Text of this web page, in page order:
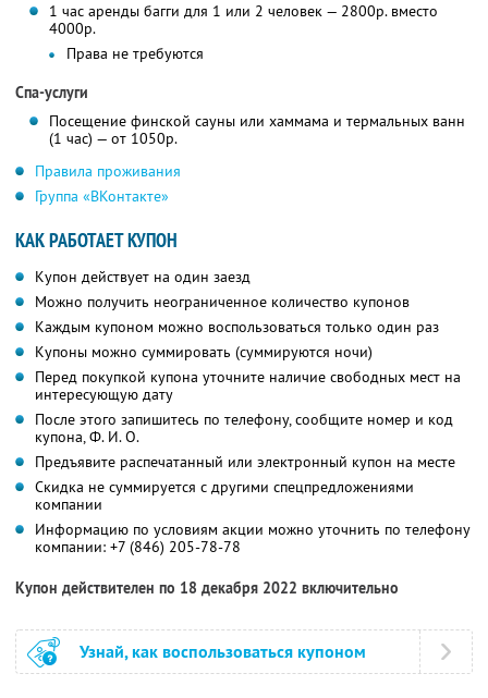
1 час аренды багги для 1 или 2 человек — 2800р. вместо
4000р.
Права не требуются
Спа-услуги
Посещение финской сауны или хаммама и термальных ванн
(1 час) — от 1050р.
Правила проживания
Группа «ВКонтакте»
КАК РАБОТАЕТ КУПОН
Купон действует на один заезд
Можно получить неограниченное количество купонов
Каждым купоном можно воспользоваться только один раз
Купоны можно суммировать (суммируются ночи)
Перед покупкой купона уточните наличие свободных мест на
интересующую дату
После этого запишитесь по телефону, сообщите номер и код
купона,Ф. И. О.
Предъявите распечатанный или электронный купон на месте
Скидка не суммируется с другими спецпредложениями
компании
Информацию по условиям акции можно уточнить по телефону
компании: +7 (846) 205-78-78
Купон действителен по 18 декабря 2022 включительно
Узнай, как воспользоваться купоном